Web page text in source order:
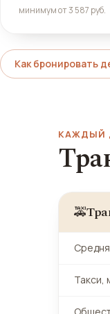
минимум от 3 587 руб.
Как бронировать
КАЖДЫЙ
🚕
Такси,